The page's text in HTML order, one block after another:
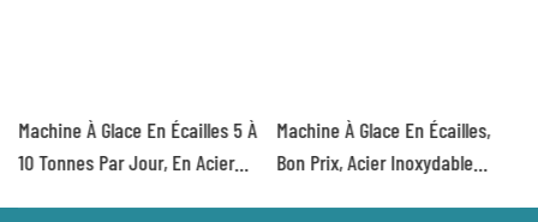
Machine À Glace En Écailles 5 À
10 Tonnes Par Jour, En Acier
Machine À Glace En Écailles,
Bon Prix, Acier Inoxydable